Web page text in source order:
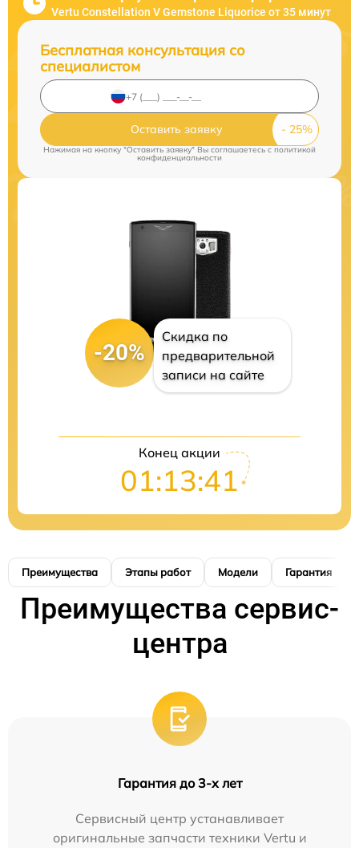
Vertu Constellation V Gemstone Liquorice от 35 минут
Бесплатная консультация со
специалистом
Оставить заявку
Нажимая на кнопку "Оставить заявку" Вы соглашаетесь cполитикой
конфиденциальности
-20%
Скидка по
предварительной
записи на сайте
Конец акции
01:13:41
Преимущества Этапы работ Модели Гарантия
Преимущества сервис-
центра
Гарантия до 3-х лет
Сервисный центр устанавливает
оригинальные запчасти техники Vertu и